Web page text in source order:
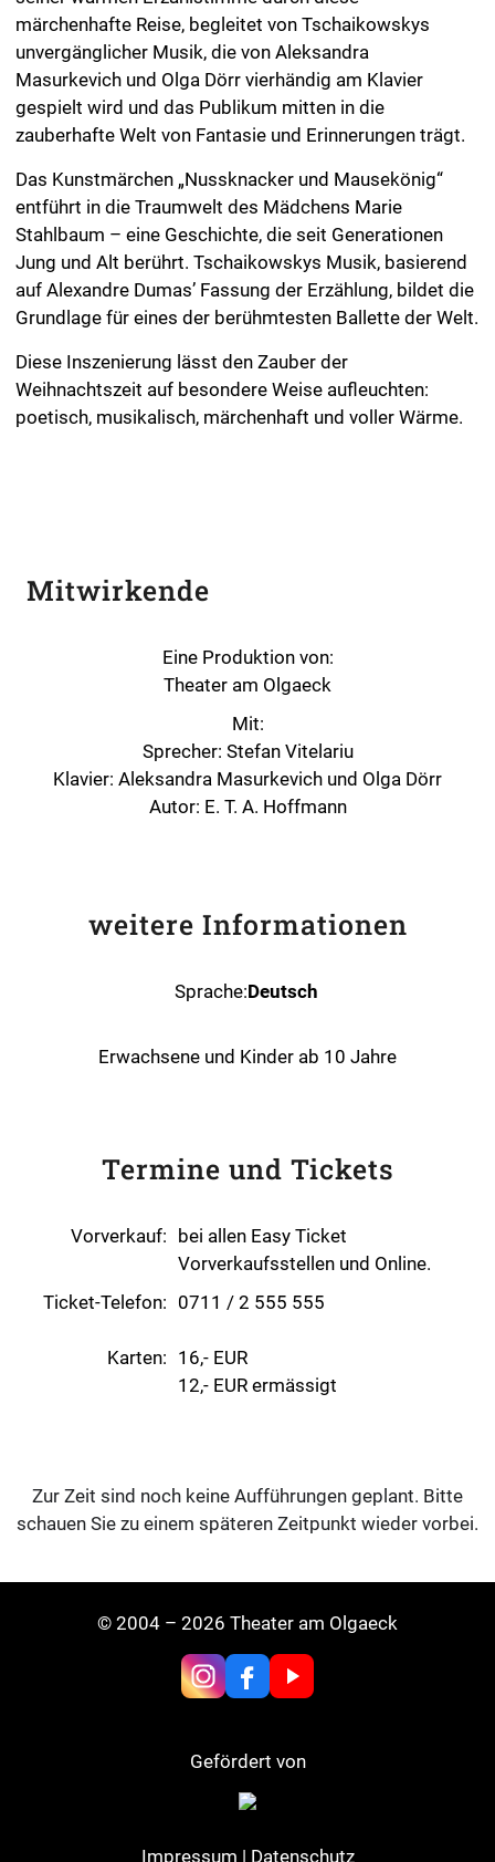
märchenhafte Reise, begleitet von Tschaikowskys
unvergänglicher Musik, die von Aleksandra
Masurkevich und Olga Dörr vierhändig am Klavier
gespielt wird und das Publikum mitten in die
zauberhafte Welt von Fantasie und Erinnerungen trägt.
Das Kunstmärchen „Nussknacker und Mausekönig“
entführt in die Traumwelt des Mädchens Marie
Stahlbaum – eine Geschichte, die seit Generationen
Jung und Alt berührt. Tschaikowskys Musik, basierend
auf Alexandre Dumas’ Fassung der Erzählung, bildet die
Grundlage für eines der berühmtesten Ballette der Welt.
Diese Inszenierung lässt den Zauber der
Weihnachtszeit auf besondere Weise aufleuchten:
poetisch, musikalisch, märchenhaft und voller Wärme.
Mitwirkende
Eine Produktion von:
Theater am Olgaeck
Mit:
Sprecher: Stefan Vitelariu
Klavier: Aleksandra Masurkevich und Olga Dörr
Autor: E. T. A. Hoffmann
weitere Informationen
Sprache:Deutsch
Erwachsene und Kinder ab 10 Jahre
Termine und Tickets
Vorverkauf: bei allen Easy Ticket
Vorverkaufsstellen und Online.
Ticket-Telefon: 0711 / 2 555 555
Karten: 16,- EUR
12,- EUR ermässigt
Zur Zeit sind noch keine Aufführungen geplant. Bitte
schauen Sie zu einem späteren Zeitpunkt wieder vorbei.
© 2004 – 2026 Theater am Olgaeck
Gefördert von
Impressum | Datenschutz